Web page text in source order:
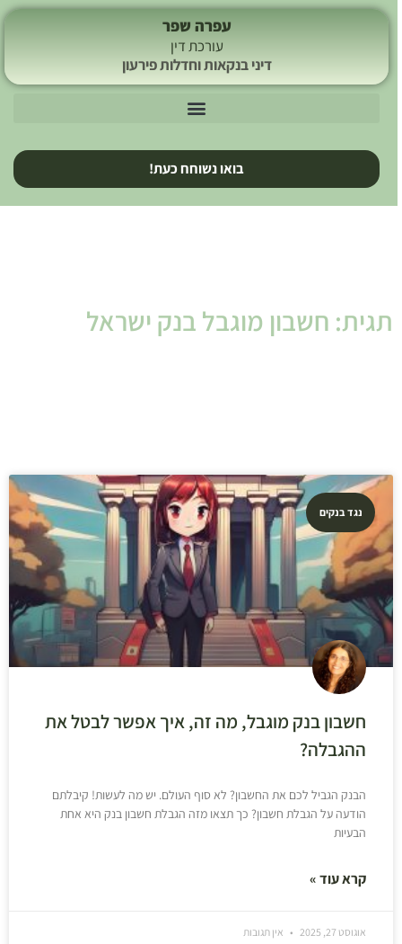
עפרה שפר
עורכת דין
דיני בנקאות וחדלות פירעון
בואו נשוחח כעת!
תגית: חשבון מוגבל בנק ישראל
נגד בנקים
חשבון בנק מוגבל, מה זה, איך אפשר לבטל את
ההגבלה?
הבנק הגביל לכם את החשבון? לא סוף העולם. יש מה לעשות! קיבלתם
הודעה על הגבלת חשבון? כך תצאו מזה הגבלת חשבון בנק היא אחת
הבעיות
קרא עוד »
אוגוסט 27, 2025 אין תגובות